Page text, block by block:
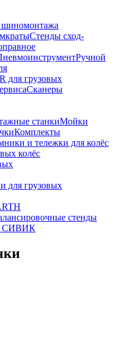
шиномонтажа
Стенды сход-
Ручной
для грузовых
Сканеры
станкиМойки
Комплекты
и тележки для колёс
колёс
для грузовых
стенды
СИВИК